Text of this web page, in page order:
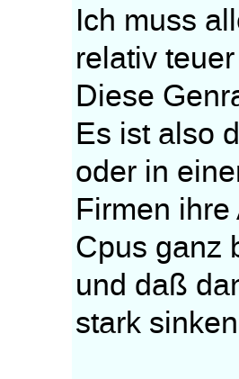
Ich muss
relativ
Diese
Es ist also
oder in
Firmen
Cpus ganz
und daß
stark